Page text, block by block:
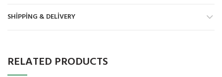
SHIPPING & DELIVERY
RELATED PRODUCTS